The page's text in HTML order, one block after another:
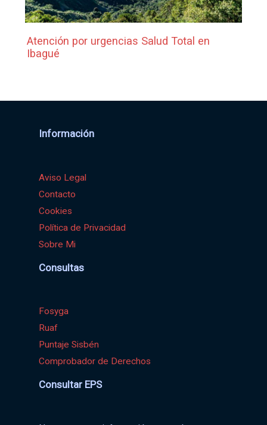
Atención por urgencias Salud Total en
Ibagué
Información
Aviso Legal
Contacto
Cookies
Política de Privacidad
Sobre Mi
Consultas
Fosyga
Ruaf
Puntaje Sisbén
Comprobador de Derechos
Consultar EPS